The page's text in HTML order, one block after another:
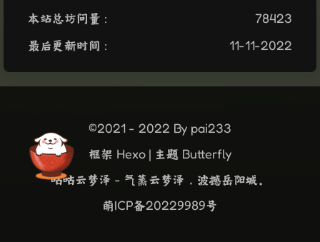
本站总访问量 :
78423
最后更新时间 :
11-11-2022
©2021 - 2022 By pai233
框架 Hexo | 主题 Butterfly
咕咕云梦泽 - 气蒸云梦泽，波撼岳阳城。
萌ICP备20229989号